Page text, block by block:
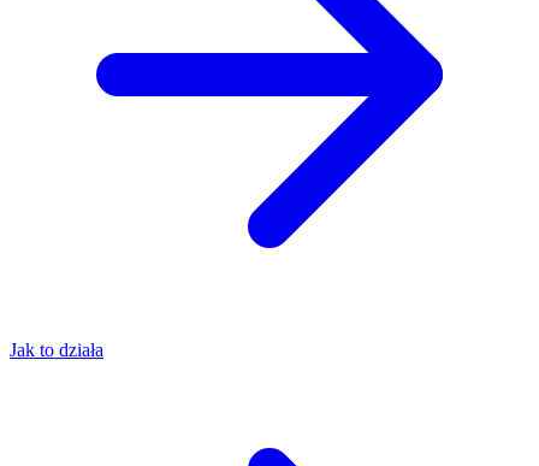
Jak to działa